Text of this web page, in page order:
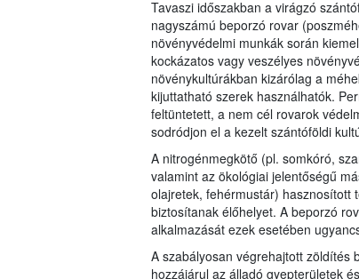
Tavaszi időszakban a virágzó
nagyszámú beporzó rovar
növényvédelmi munkák során
kockázatos vagy veszélyes
növénykultúrákban kizárólag a
kijuttatható szerek használhatók.
feltüntetett, a nem cél rovarok
sodródjon el a kezelt szántóföldi
A nitrogénmegkötő (pl. somkóró,
valamint az ökológiai jelentőségű
olajretek, fehérmustár) hasznosított
biztosítanak élőhelyet. A beporzó
alkalmazását ezek esetében
A szabályosan végrehajtott zöldítés
hozzájárul az álladó gyepterületek